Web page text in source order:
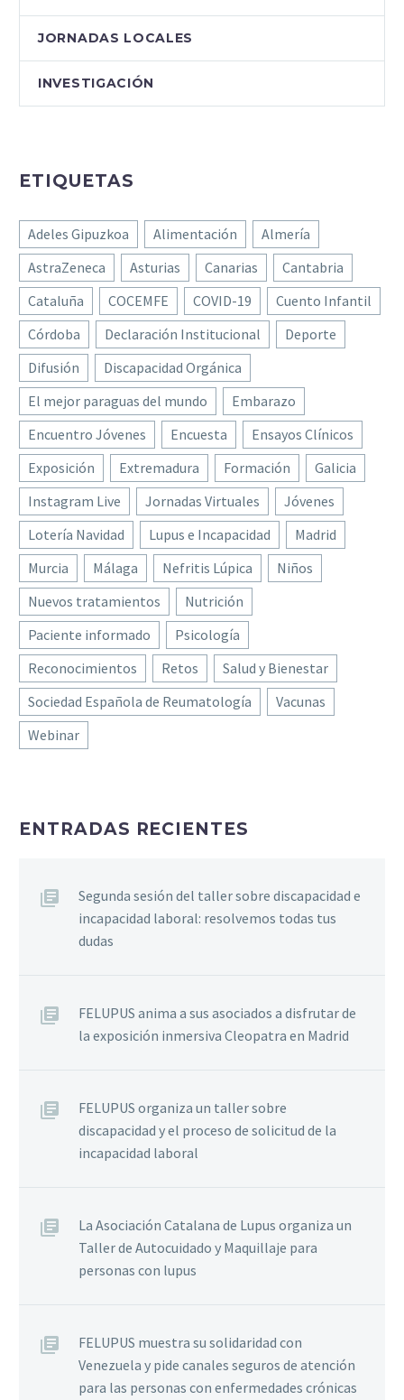
JORNADAS LOCALES
INVESTIGACIÓN
ETIQUETAS
Adeles Gipuzkoa Alimentación
Almería
AstraZeneca
Asturias Canarias
Cantabria
Cataluña
COCEMFE COVID-19
Cuento Infantil
Córdoba
Declaración Institucional
Deporte
Difusión
Discapacidad Orgánica
El mejor paraguas del mundo
Embarazo
Encuentro Jóvenes
Encuesta
Ensayos Clínicos
Exposición
Extremadura Formación
Galicia
Instagram Live
Jornadas Virtuales
Jóvenes
Lotería Navidad
Lupus e Incapacidad
Madrid
Murcia
Málaga Nefritis Lúpica
Niños
Nuevos tratamientos
Nutrición
Paciente informado
Psicología
Reconocimientos
Retos
Salud y Bienestar
Sociedad Española de Reumatología
Vacunas
Webinar
ENTRADAS RECIENTES
Segunda sesión del taller sobre discapacidad e
incapacidad laboral: resolvemos todas tus
dudas
FELUPUS anima a sus asociados a disfrutar de
la exposición inmersiva Cleopatra en Madrid
FELUPUS organiza un taller sobre
discapacidad y el proceso de solicitud de la
incapacidad laboral
La Asociación Catalana de Lupus organiza un
Taller de Autocuidado y Maquillaje para
personas con lupus
FELUPUS muestra su solidaridad con
Venezuela y pide canales seguros de atención
para las personas con enfermedades crónicas